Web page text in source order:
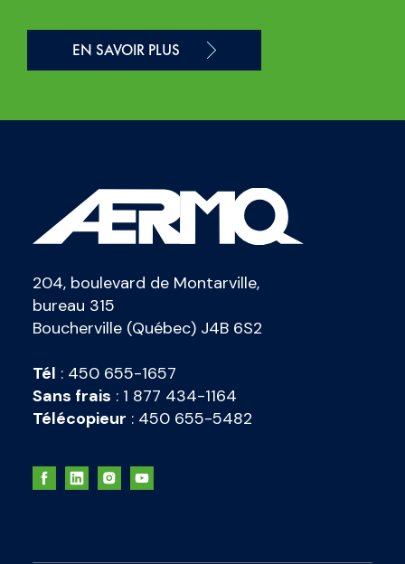
EN SAVOIR PLUS
204, boulevard de Montarville,
bureau 315
Boucherville (Québec) J4B 6S2
Tél : 450 655-1657
Sans frais : 1 877 434-1164
Télécopieur : 450 655-5482